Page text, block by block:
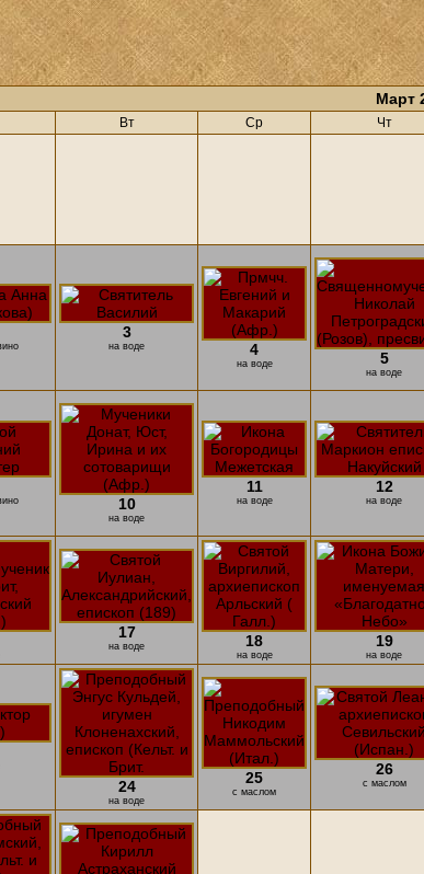
Март
Вт Ср Чт
3
на воде 4
на воде 5
на воде
10
на воде
11
на воде
12
на воде
17
на воде 18
на воде
19
на воде
24
на воде
25
с маслом
26
с маслом